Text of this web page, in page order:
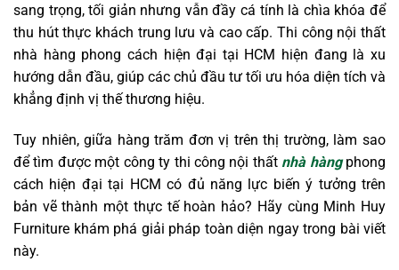
sang trọng, tối giản nhưng vẫn đầy cá tính là chìa khóa để
thu hút thực khách trung lưu và cao cấp. Thi công nội thất
nhà hàng phong cách hiện đại tại HCM hiện đang là xu
hướng dẫn đầu, giúp các chủ đầu tư tối ưu hóa diện tích và
khẳng định vị thế thương hiệu.
Tuy nhiên, giữa hàng trăm đơn vị trên thị trường, làm sao
để tìm được một công ty thi công nội thất nhà hàngphong
cách hiện đại tại HCM có đủ năng lực biến ý tưởng trên
bản vẽ thành một thực tế hoàn hảo? Hãy cùng Minh Huy
Furniture khám phá giải pháp toàn diện ngay trong bài viết
này.